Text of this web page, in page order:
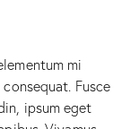
mi
Fusce
ipsum eget